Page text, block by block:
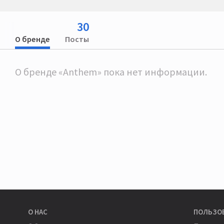
О бренде
30
Посты
О бренде «Anthem» пока нет информации.
О НАС